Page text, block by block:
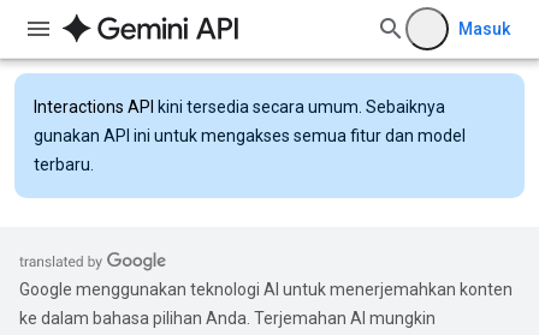
Masuk
Interactions API kini tersedia secara umum. Sebaiknya
gunakan API ini untuk mengakses semua fitur dan model
terbaru.
Google menggunakan teknologi AI untuk menerjemahkan konten
ke dalam bahasa pilihan Anda. Terjemahan AI mungkin